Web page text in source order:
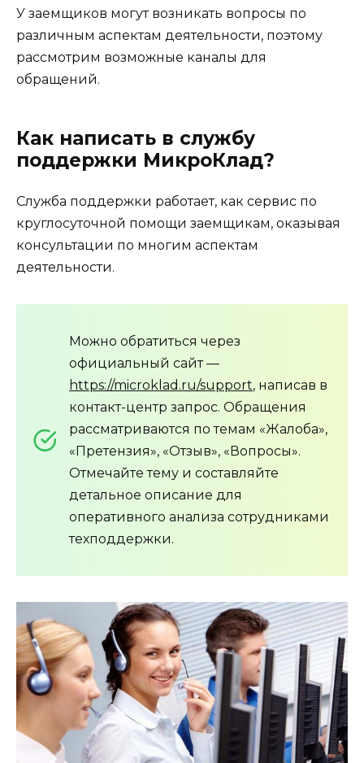
У заемщиков могут возникать вопросы по
различным аспектам деятельности, поэтому
рассмотрим возможные каналы для
обращений.
Как написать в службу
поддержки МикроКлад?
Служба поддержки работает, как сервис по
круглосуточной помощи заемщикам, оказывая
консультации по многим аспектам
деятельности.
Можно обратиться через
официальный сайт —
https://microklad.ru/support, написав в
контакт-центр запрос. Обращения
рассматриваются по темам «Жалоба»,
«Претензия», «Отзыв», «Вопросы».
Отмечайте тему и составляйте
детальное описание для
оперативного анализа сотрудниками
техподдержки.